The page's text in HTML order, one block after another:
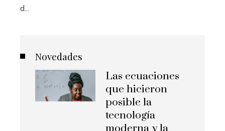
d...
Novedades
Las ecuaciones
que hicieron
posible la
tecnología